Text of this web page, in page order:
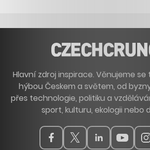
Hlavní zdroj inspirace. Věnujeme
hýbou Českem a světem, od
přes technologie, politiku a
sport, kulturu, ekologii nebo